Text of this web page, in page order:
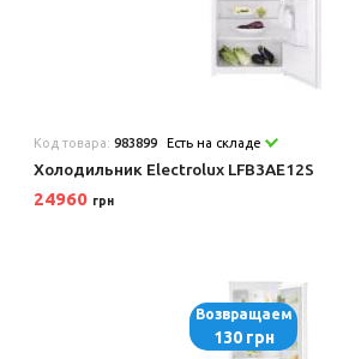
Код товара:983899 Есть на складе
Холодильник Electrolux LFB3AE12S
24960 грн
Возвращаем
130 грн